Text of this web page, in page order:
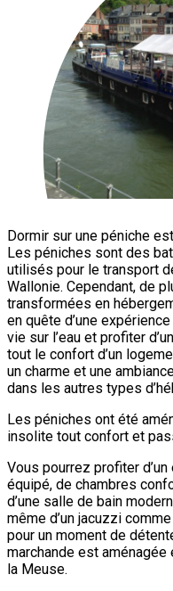
Dormir sur une péniche
Les péniches sont des
utilisés pour le transport
Wallonie. Cependant, de
transformées en
en quête d’une
vie sur l’eau et profiter
tout le confort d’un
un charme et une
dans les autres types
Les péniches ont été
insolite tout confort et
Vous pourrez profiter
équipé, de chambres
d’une salle de bain
même d’un jacuzzi
pour un moment de
marchande est
la Meuse.